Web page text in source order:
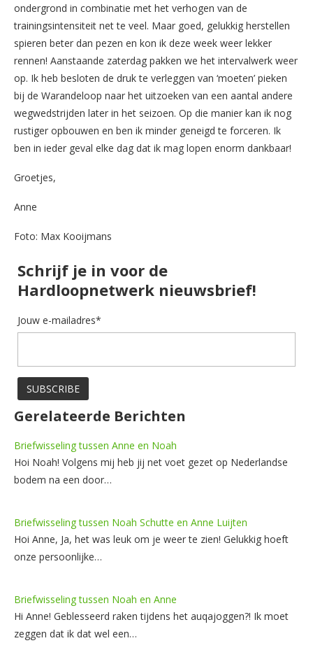
ondergrond in combinatie met het verhogen van de
trainingsintensiteit net te veel. Maar goed, gelukkig herstellen
spieren beter dan pezen en kon ik deze week weer lekker
rennen! Aanstaande zaterdag pakken we het intervalwerk weer
op. Ik heb besloten de druk te verleggen van ‘moeten’ pieken
bij de Warandeloop naar het uitzoeken van een aantal andere
wegwedstrijden later in het seizoen. Op die manier kan ik nog
rustiger opbouwen en ben ik minder geneigd te forceren. Ik
ben in ieder geval elke dag dat ik mag lopen enorm dankbaar!
Groetjes,
Anne
Foto: Max Kooijmans
Schrijf je in voor de
Hardloopnetwerk nieuwsbrief!
Jouw e-mailadres*
Gerelateerde Berichten
Briefwisseling tussen Anne en Noah
Hoi Noah! Volgens mij heb jij net voet gezet op Nederlandse
bodem na een door…
Briefwisseling tussen Noah Schutte en Anne Luijten
Hoi Anne, Ja, het was leuk om je weer te zien! Gelukkig hoeft
onze persoonlijke…
Briefwisseling tussen Noah en Anne
Hi Anne! Geblesseerd raken tijdens het auqajoggen?! Ik moet
zeggen dat ik dat wel een…